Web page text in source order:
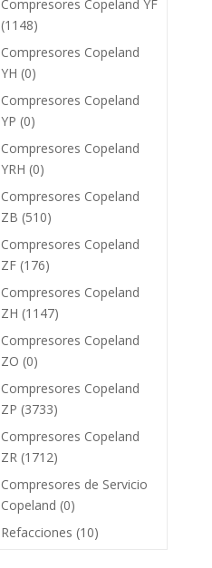
Compresores Copeland YF
(1148)
Compresores Copeland
YH (0)
Compresores Copeland
YP (0)
Compresores Copeland
YRH (0)
Compresores Copeland
ZB (510)
Compresores Copeland
ZF (176)
Compresores Copeland
ZH (1147)
Compresores Copeland
ZO (0)
Compresores Copeland
ZP (3733)
Compresores Copeland
ZR (1712)
Compresores de Servicio
Copeland (0)
Refacciones (10)